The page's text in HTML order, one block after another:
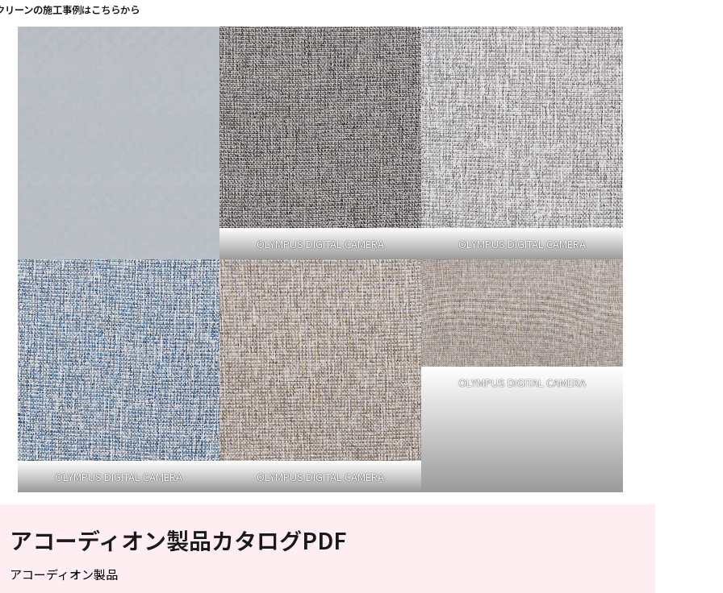
リーンの施工事例はこちらから
OLYMPUS DIGITAL CAMERA OLYMPUS DIGITAL CAMERA
OLYMPUS DIGITAL CAMERA OLYMPUS DIGITAL CAMERA
OLYMPUS DIGITAL CAMERA
アコーディオン製品カタログPDF
アコーディオン製品